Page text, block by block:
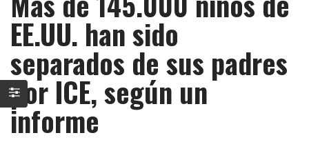
EE.UU. han sido
separados de sus padres
por ICE, según un
informe